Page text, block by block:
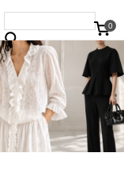
0
상의 하의 아우터